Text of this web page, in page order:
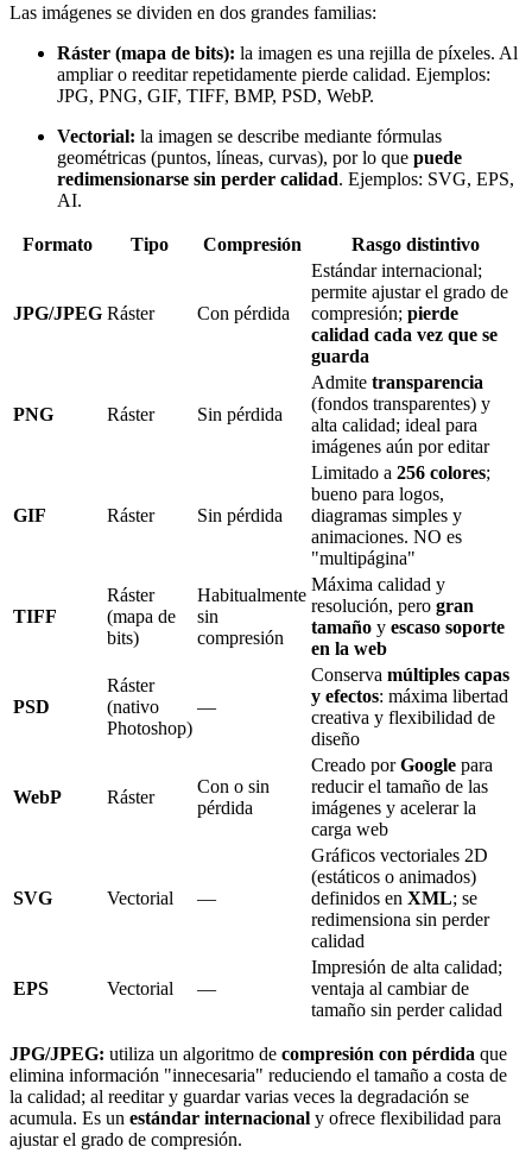
Las imágenes se dividen en dos grandes familias:
Ráster (mapa de bits): la imagen es una rejilla de píxeles. Al
ampliar o reeditar repetidamente pierde calidad. Ejemplos:
JPG, PNG, GIF, TIFF, BMP, PSD, WebP.
Vectorial: la imagen se describe mediante fórmulas
geométricas (puntos, líneas, curvas), por lo que puede
redimensionarse sin perder calidad. Ejemplos: SVG, EPS,
AI.
Formato Tipo Compresión Rasgo distintivo
JPG/JPEG Ráster Con pérdida
Estándar internacional;
permite ajustar el grado de
compresión; pierde
calidad cada vez que se
guarda
PNG Ráster Sin pérdida
Admite transparencia
(fondos transparentes) y
alta calidad; ideal para
imágenes aún por editar
GIF Ráster Sin pérdida
Limitado a 256 colores;
bueno para logos,
diagramas simples y
animaciones. NO es
"multipágina"
TIFF
Ráster
(mapa de
bits)
Habitualmente
sin
compresión
Máxima calidad y
resolución, pero gran
tamaño y escaso soporte
en la web
PSD
Ráster
(nativo
Photoshop)
—
Conserva múltiples capas
y efectos: máxima libertad
creativa y flexibilidad de
diseño
WebP Ráster
Con o sin
pérdida
Creado porGoogle para
reducir el tamaño de las
imágenes y acelerar la
carga web
SVG Vectorial —
Gráficos vectoriales 2D
(estáticos o animados)
definidos en XML; se
redimensiona sin perder
calidad
EPS Vectorial —
Impresión de alta calidad;
ventaja al cambiar de
tamaño sin perder calidad
JPG/JPEG: utiliza un algoritmo de compresión con pérdida que
elimina información "innecesaria" reduciendo el tamaño a costa de
la calidad; al reeditar y guardar varias veces la degradación se
acumula. Es un estándar internacional y ofrece flexibilidad para
ajustar el grado de compresión.